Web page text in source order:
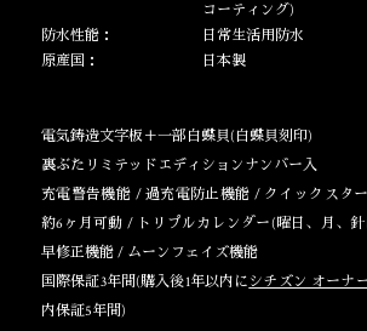
コーティング)
防水性能：
日常生活用防水
原産国：
日本製
電気鋳造文字板＋一部白蝶貝(白蝶貝刻印)
裏ぶたリミテッドエディションナンバー入
充電警告機能 / 過充電防止機能 / クイックスタ
約6ヶ月可動 / トリプルカレンダー(曜日、月、
早修正機能 / ムーンフェイズ機能
国際保証3年間(購入後1年以内にシチズン オーナ
内保証5年間)